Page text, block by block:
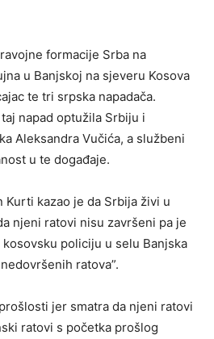
formacije Srba na
u Banjskoj na sjeveru Kosova
te tri srpska napadača.
napad optužila Srbiju i
Aleksandra Vučića, a službeni
u te događaje.
kazao je da Srbija živi u
njeni ratovi nisu završeni pa je
policiju u selu Banjska
ratova”.
jer smatra da njeni ratovi
ratovi s početka prošlog